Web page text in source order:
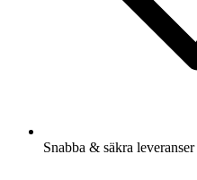
Snabba & säkra leveranser